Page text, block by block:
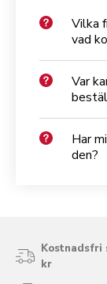
Vilka
vad
Var
Har
den?
Kostnadsfri
kr